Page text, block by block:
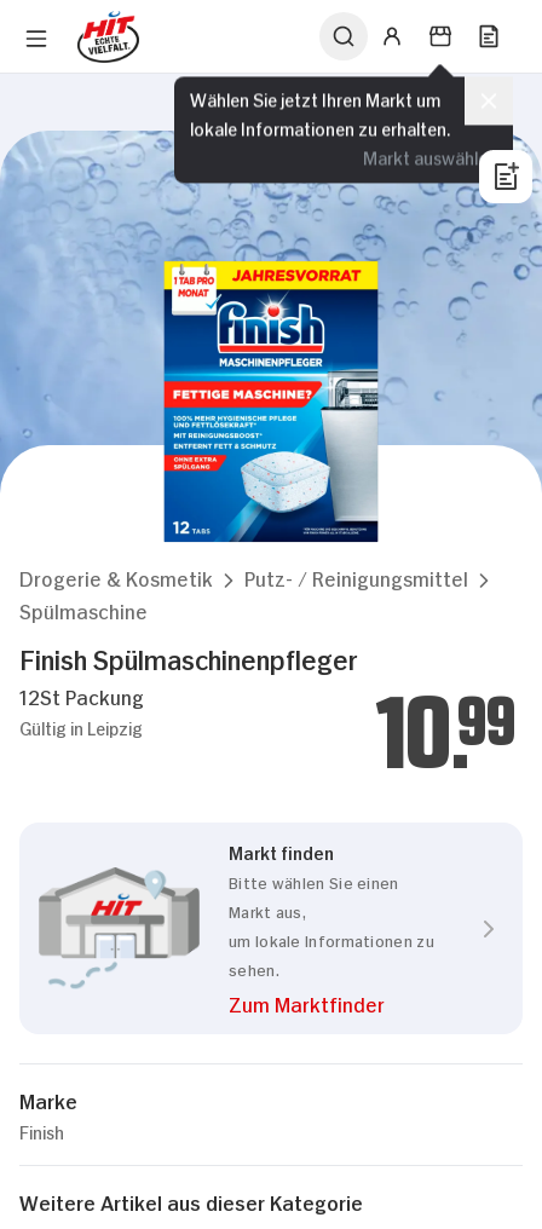
Wählen Sie jetzt Ihren Markt um
lokale Informationen zu erhalten.
Markt auswählen
Drogerie & Kosmetik
Putz- / Reinigungsmittel
Spülmaschine
Finish Spülmaschinenpfleger
12St Packung
Gültig in Leipzig 10.99
Markt finden
Bitte wählen Sie einen
Markt aus,
um lokale Informationen zu
sehen.
Zum Marktfinder
Marke
Finish
Weitere Artikel aus dieser Kategorie